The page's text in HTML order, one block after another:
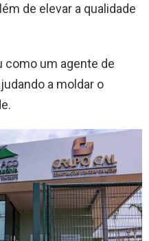
de elevar a qualidade
como um agente de
a moldar o